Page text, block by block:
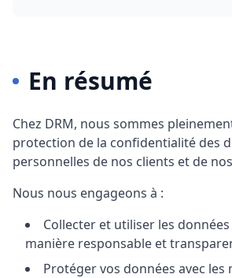
En résumé
Chez DRM, nous sommes
protection de la confidentialité des
personnelles de nos clients et de
Nous nous engageons à :
Collecter et utiliser les
manière responsable et
Protéger vos données avec les